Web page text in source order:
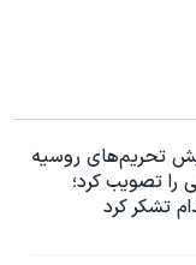
تحریم‌های روسیه
را تصویب کرد؛
تشکر کرد